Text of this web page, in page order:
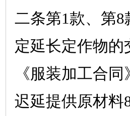
二条第1款、第8
定延长定作物
《服装加工合
迟延提供原材料